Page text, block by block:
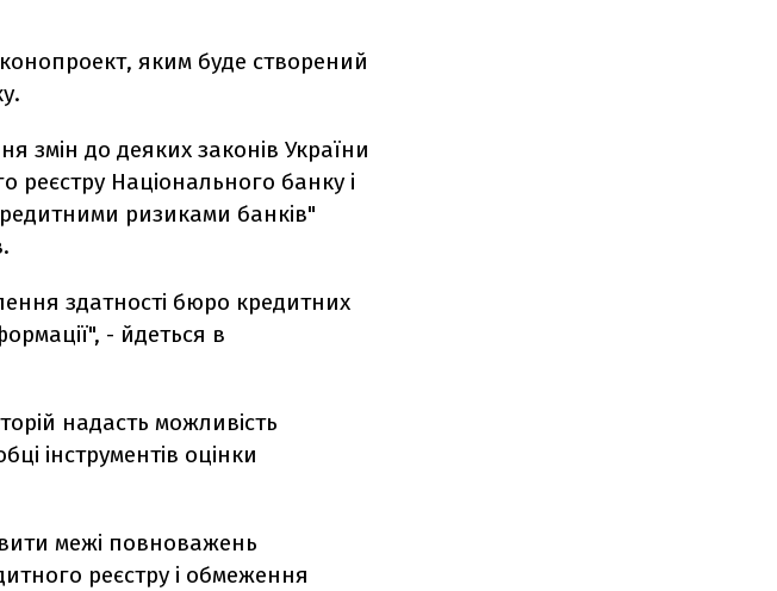
яким буде створений
змін до деяких законів України
Національного банку і
ризиками банків"
здатності бюро кредитних
- йдеться в
надасть можливість
інструментів оцінки
межі повноважень
реєстру і обмеження